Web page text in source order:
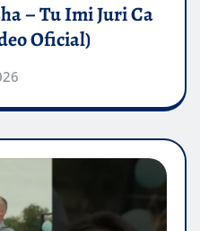
– Tu Imi Juri Ca
Oficial)